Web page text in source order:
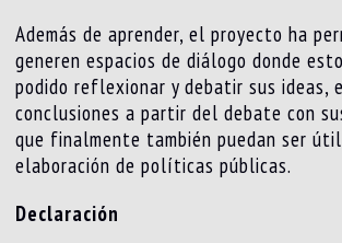
Además de aprender, el proyecto ha
generen espacios de diálogo donde
podido reflexionar y debatir sus ideas,
conclusiones a partir del debate con
que finalmente también puedan ser
elaboración de políticas públicas.
Declaración